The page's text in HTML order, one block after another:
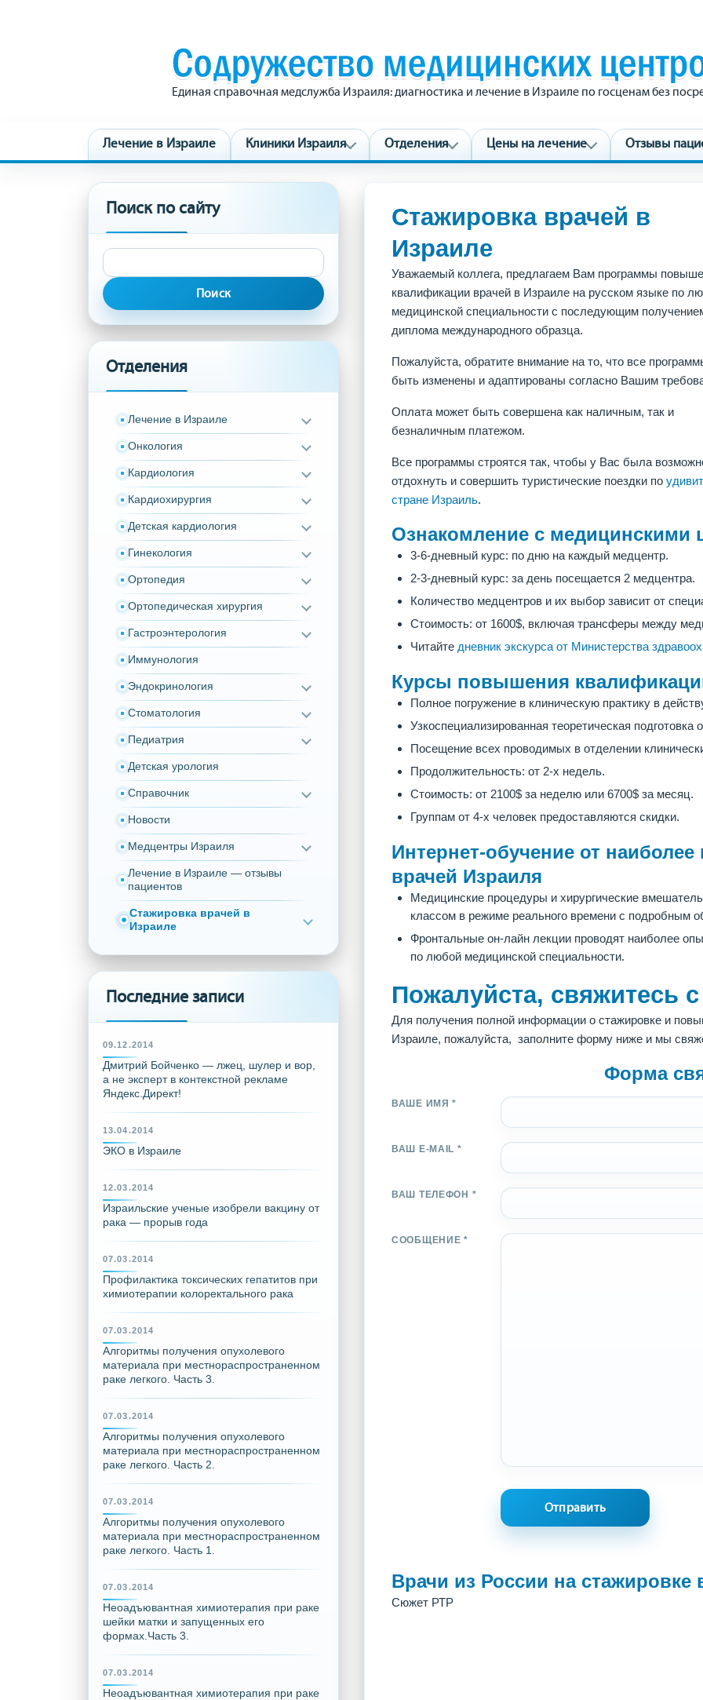
Единая справочная медслужба Израиля: диагностика и лечение в Израиле по госценам без
Лечение в Израиле Клиники Израиля Отделения Цены на лечение Отзывы
Поиск по сайту
Найти:
Отделения
Лечение в Израиле
Онкология
Кардиология
Кардиохирургия
Детская кардиология
Гинекология
Ортопедия
Ортопедическая хирургия
Гастроэнтерология
Иммунология
Эндокринология
Стоматология
Педиатрия
Детская урология
Справочник
Новости
Медцентры Израиля
Лечение в Израиле — отзывы
пациентов
Стажировка врачей в
Израиле
Последние записи
09.12.2014
Дмитрий Бойченко — лжец, шулер и вор,
а не эксперт в контекстной рекламе
Яндекс.Директ!
13.04.2014
ЭКО в Израиле
12.03.2014
Израильские ученые изобрели вакцину от
рака — прорыв года
07.03.2014
Профилактика токсических гепатитов при
химиотерапии колоректального рака
07.03.2014
Алгоритмы получения опухолевого
материала при местнораспространенном
раке легкого. Часть 3.
07.03.2014
Алгоритмы получения опухолевого
материала при местнораспространенном
раке легкого. Часть 2.
07.03.2014
Алгоритмы получения опухолевого
материала при местнораспространенном
раке легкого. Часть 1.
07.03.2014
Неоадъювантная химиотерапия при раке
шейки матки и запущенных его
формах.Часть 3.
07.03.2014
Неоадъювантная химиотерапия при раке
Стажировка врачей в
Израиле
Уважаемый коллега, предлагаем Вам программы
квалификации врачей в Израиле на русском языке по
медицинской специальности с последующим
диплома международного образца.
Пожалуйста, обратите внимание на то, что все
быть изменены и адаптированы согласно Вашим
Оплата может быть совершена как наличным, так и
безналичным платежом.
Все программы строятся так, чтобы у Вас была
отдохнуть и совершить туристические поездки по
стране Израиль.
Ознакомление с медицинскими
3-6-дневный курс: по дню на каждый медцентр.
2-3-дневный курс: за день посещается 2 медцентра.
Количество медцентров и их выбор зависит от
Стоимость: от 1600$, включая трансферы между
Читайте дневник экскурса от Министерства
Курсы повышения
Полное погружение в клиническую практику в
Узкоспециализированная теоретическая
Посещение всех проводимых в отделении
Продолжительность: от 2-х недель.
Стоимость: от 2100$ за неделю или 6700$ за месяц.
Группам от 4-х человек предоставляются скидки.
Интернет-обучение от
врачей Израиля
Медицинские процедуры и хирургические
классом в режиме реального времени с подробным
Фронтальные он-лайн лекции проводят наиболее
по любой медицинской специальности.
Пожалуйста, свяжитесь
Для получения полной информации о стажировке и
Израиле, пожалуйста, заполните форму ниже и мы
Форма
ВАШЕ ИМЯ *
ВАШ E-MAIL *
ВАШ ТЕЛЕФОН *
СООБЩЕНИЕ *
Врачи из России на стажировке
Сюжет РТР